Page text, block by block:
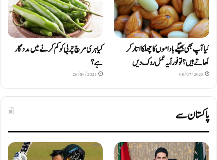
کیا آپ بھی بھیگے باداموں کا چھلکا اتار کر
کھاتے ہیں؟ تو فوراً یہ عمل روک دیں
08/07/2025
کیا ہری مرچ چربی کو کم کرنے میں مددگار
ہے؟
26/06/2025
پاکستان سے